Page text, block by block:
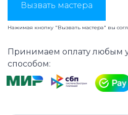
Вызвать мастера
Нажимая кнопку "Вызвать мастера" вы
Принимаем оплату любым
способом: